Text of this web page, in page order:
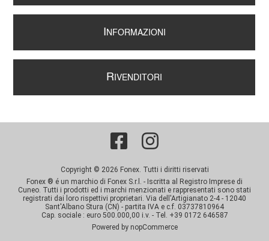
NFORMAZIONI
R IVENDITORI
Copyright © 2026 Fonex. Tutti i diritti riservati
Fonex ® é un marchio di Fonex S.r.l. - Iscritta al Registro Imprese di
Cuneo. Tutti i prodotti ed i marchi menzionati e rappresentati sono stati
registrati dai loro rispettivi proprietari. Via dell'Artigianato 2-4 - 12040
Sant'Albano Stura (CN) - partita IVA e c.f. 03737810964
Cap. sociale : euro 500.000,00 i.v. - Tel. +39 0172 646587
Powered by nopCommerce